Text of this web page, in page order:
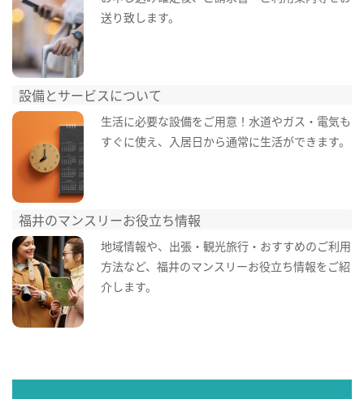
送り致します。
設備とサービスについて
生活に必要な設備をご用意！水道やガス・電気も
すぐに使え、入居日から通常に生活ができます。
福井のマンスリーお役立ち情報
地域情報や、出張・観光旅行・おすすめのご利用
方法など、福井のマンスリーお役立ち情報をご紹
介します。